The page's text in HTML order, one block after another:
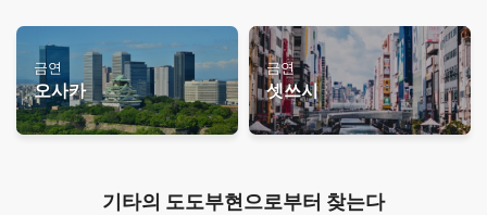
금연
오사카
금연
셋쓰시
기타의 도도부현으로부터 찾는다